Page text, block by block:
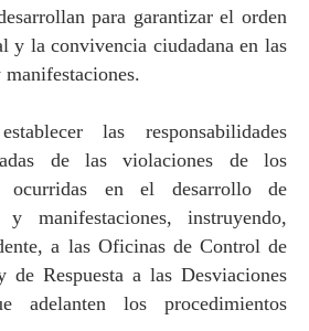
para garantizar el orden
y la convivencia ciudadana en las
las responsabilidades
de las violaciones de los
ocurridas en el desarrollo de
y manifestaciones, instruyendo,
a las Oficinas de Control de
Respuesta a las Desviaciones
adelanten los procedimientos